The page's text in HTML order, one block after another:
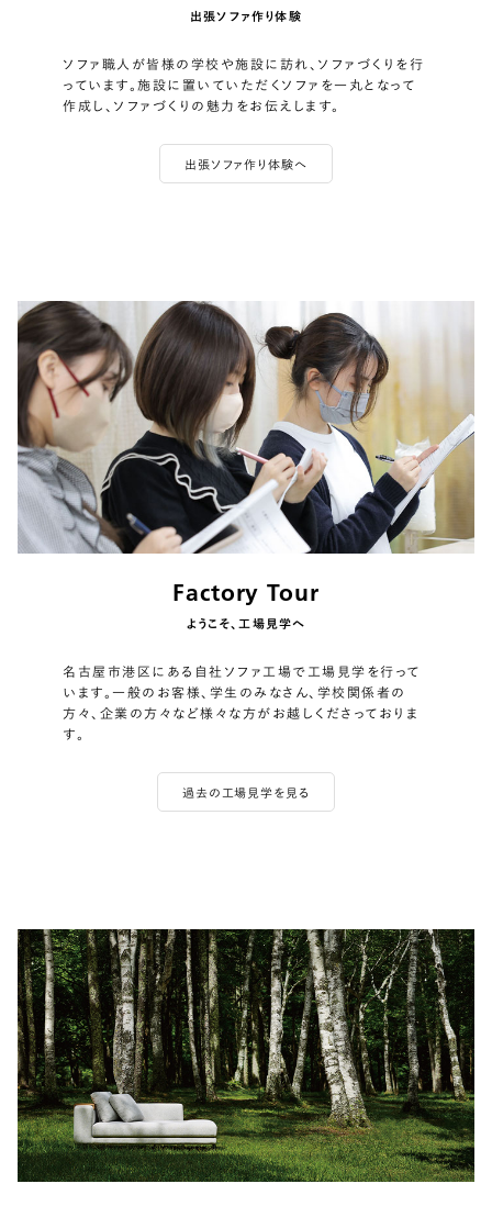
出張ソファ作り体験
ソファ職人が皆様の学校や施設に訪れ、ソファづくりを行
っています。施設に置いていただくソファを一丸となって
作成し、ソファづくりの魅力をお伝えします。
出張ソファ作り体験へ
Factory Tour
ようこそ、工場見学へ
名古屋市港区にある自社ソファ工場で工場見学を行って
います。一般のお客様、学生のみなさん、学校関係者の
方々、企業の方々など様々な方がお越しくださっておりま
す。
過去の工場見学を見る